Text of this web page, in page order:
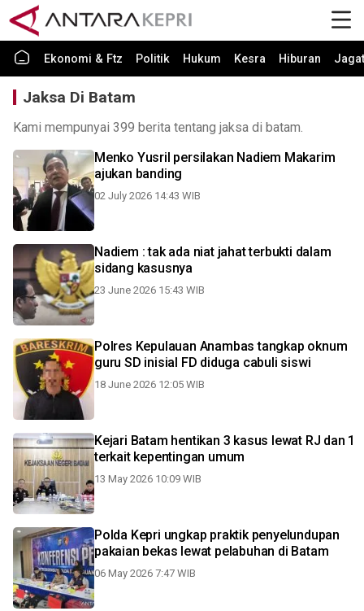
Ekonomi & Ftz Politik Hukum Kesra Hiburan Jagat
Jaksa Di Batam
Kami mempunyai 399 berita tentang jaksa di batam.
Menko Yusril persilakan Nadiem Makarim
ajukan banding
02 July 2026 14:43 WIB
Nadiem : tak ada niat jahat terbukti dalam
sidang kasusnya
23 June 2026 15:43 WIB
Polres Kepulauan Anambas tangkap oknum
guru SD inisial FD diduga cabuli siswi
18 June 2026 12:05 WIB
Kejari Batam hentikan 3 kasus lewat RJ dan 1
terkait kepentingan umum
13 May 2026 10:09 WIB
Polda Kepri ungkap praktik penyelundupan
pakaian bekas lewat pelabuhan di Batam
06 May 2026 7:47 WIB